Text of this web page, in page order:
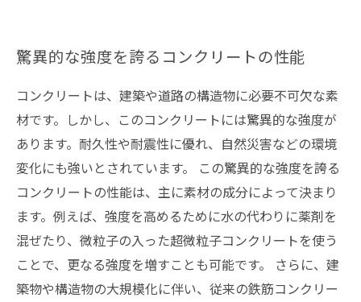
驚異的な強度を誇るコンクリートの性能
コンクリートは、建築や道路の構造物に必要不可欠な素
材です。しかし、このコンクリートには驚異的な強度が
あります。耐久性や耐震性に優れ、自然災害などの環境
変化にも強いとされています。 この驚異的な強度を誇る
コンクリートの性能は、主に素材の成分によって決まり
ます。例えば、強度を高めるために水の代わりに薬剤を
混ぜたり、微粒子の入った超微粒子コンクリートを使う
ことで、更なる強度を増すことも可能です。 さらに、建
築物や構造物の大規模化に伴い、従来の鉄筋コンクリー